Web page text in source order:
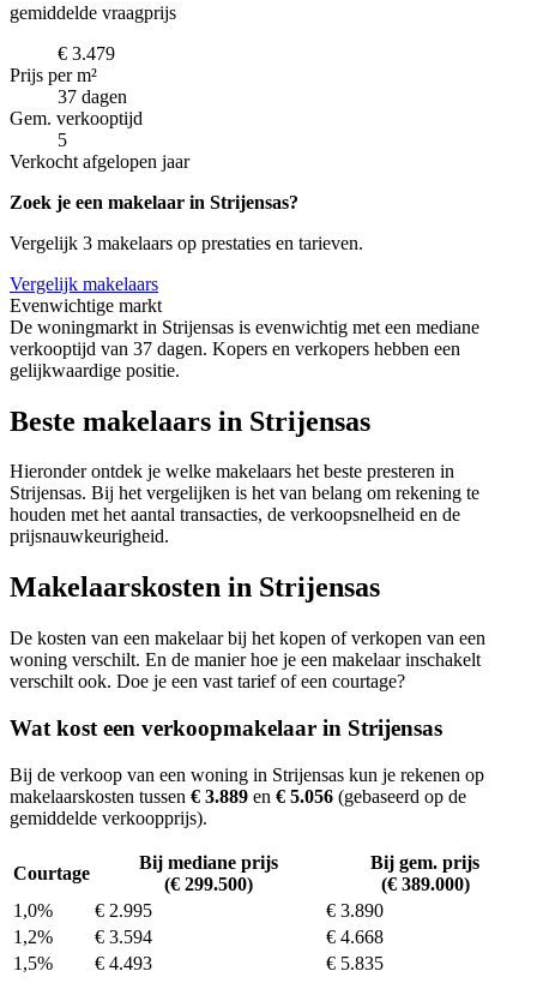
gemiddelde vraagprijs
€ 3.479
Prijs per m²
37 dagen
Gem. verkooptijd
5
Verkocht afgelopen jaar
Zoek je een makelaar in Strijensas?
Vergelijk 3 makelaars op prestaties en tarieven.
Vergelijk makelaars
Evenwichtige markt
De woningmarkt in Strijensas is evenwichtig met een mediane
verkooptijd van 37 dagen. Kopers en verkopers hebben een
gelijkwaardige positie.
Beste makelaars in Strijensas
Hieronder ontdek je welke makelaars het beste presteren in
Strijensas. Bij het vergelijken is het van belang om rekening te
houden met het aantal transacties, de verkoopsnelheid en de
prijsnauwkeurigheid.
Makelaarskosten in Strijensas
De kosten van een makelaar bij het kopen of verkopen van een
woning verschilt. En de manier hoe je een makelaar inschakelt
verschilt ook. Doe je een vast tarief of een courtage?
Wat kost een verkoopmakelaar in Strijensas
Bij de verkoop van een woning in Strijensas kun je rekenen op
makelaarskosten tussen € 3.889 en € 5.056 (gebaseerd op de
gemiddelde verkoopprijs).
Courtage
Bij mediane prijs
(€ 299.500)
Bij gem. prijs
(€ 389.000)
1,0%
€ 2.995
€ 3.890
1,2%
€ 3.594
€ 4.668
1,5%
€ 4.493 € 5.835